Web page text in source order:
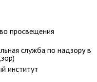
просвещения
служба по надзору в
институт